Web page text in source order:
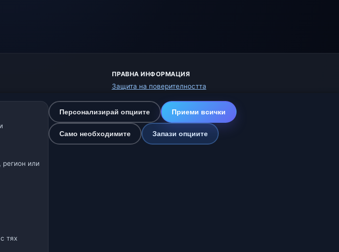
ПРАВНА ИНФОРМАЦИЯ
Защита на поверителността
Условия за ползване
Отказ от отговорност
Помагаме на животните
Карта на сайта
/ Швейцария
| ИН: 21135550 |
регион или
тях
Персонализирай опциите Приеми всички
Само необходимите Запази опциите